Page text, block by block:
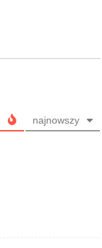
najnowszy